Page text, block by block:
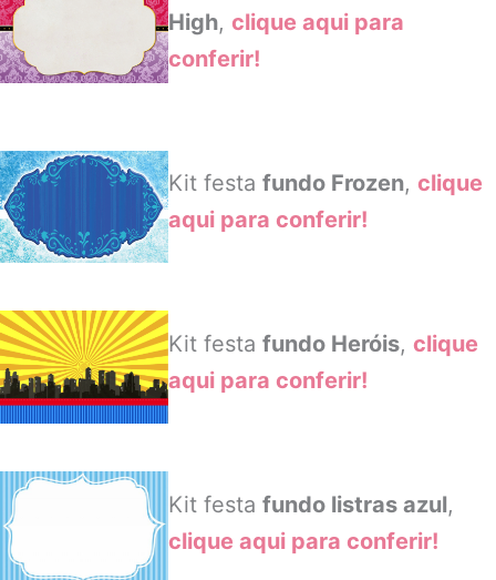
High,clique aqui para
conferir!
Kit festafundo Frozen,clique
aqui para conferir!
Kit festafundo Heróis,clique
aqui para conferir!
Kit festafundo listras azul,
clique aqui para conferir!